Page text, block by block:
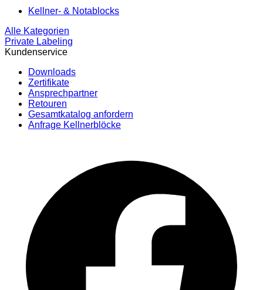
Kellner- & Notablocks
Alle Kategorien
Private Labeling
Kundenservice
Downloads
Zertifikate
Ansprechpartner
Retouren
Gesamtkatalog anfordern
Anfrage Kellnerblöcke